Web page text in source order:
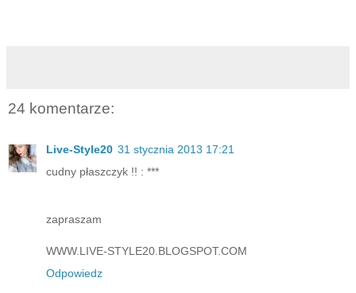
24 komentarze:
Live-Style20 31 stycznia 2013 17:21
cudny płaszczyk !! : ***
zapraszam
WWW.LIVE-STYLE20.BLOGSPOT.COM
Odpowiedz